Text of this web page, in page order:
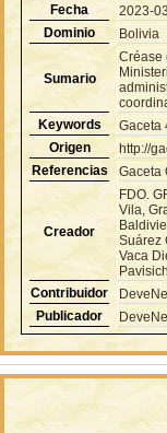
Fecha
2023-
Dominio
Bolivia
Sumario
Créase
Keywords
Gaceta
Origen
http://
Referencias
Gaceta
Creador
FDO.
Vila,
Suárez
Vaca
Contribuidor
Publicador